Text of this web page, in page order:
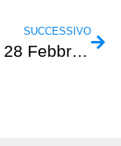
SUCCESSIVO
Sabato 28 Febbraio – Escursionismo – “Anello di S.Anna di Stazzema”